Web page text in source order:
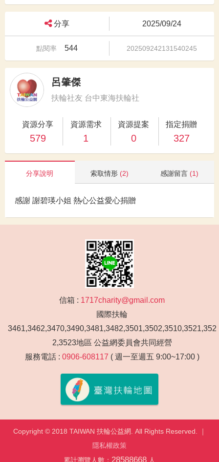
分享 2025/09/24
點閱率 544 202509242131540245
呂肇傑
扶輪社友 台中東海扶輪社
資源分享
579
資源需求
1
資源提案
0
指定捐贈
327
分享說明 索取情形 (2) 感謝留言 (1)
感謝 謝碧瑛小姐 熱心公益愛心捐贈
信箱 : 1717charity@gmail.com
國際扶輪
3461,3462,3470,3490,3481,3482,3501,3502,3510,3521,352
2,3523地區 公益網委員會共同經營
服務電話 : 0906-608117 ( 週一至週五 9:00~17:00 )
Copyright © 2018 TAIWAN 扶輪公益網. All Rights Reserved. ｜
隱私權政策
累計瀏覽人數： 28588668 人